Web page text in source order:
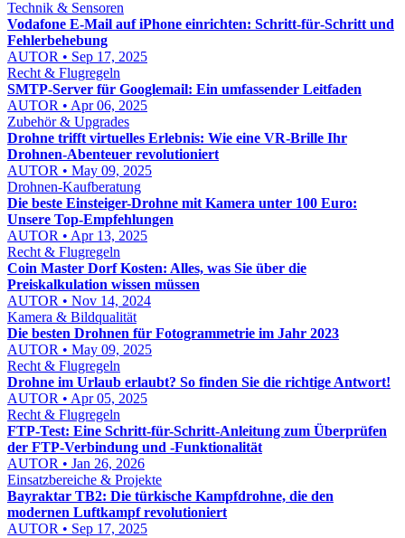
Technik & Sensoren
Vodafone E‑Mail auf iPhone einrichten: Schritt‑für‑Schritt und
Fehlerbehebung
AUTOR • Sep 17, 2025
Recht & Flugregeln
SMTP-Server für Googlemail: Ein umfassender Leitfaden
AUTOR • Apr 06, 2025
Zubehör & Upgrades
Drohne trifft virtuelles Erlebnis: Wie eine VR-Brille Ihr
Drohnen-Abenteuer revolutioniert
AUTOR • May 09, 2025
Drohnen-Kaufberatung
Die beste Einsteiger-Drohne mit Kamera unter 100 Euro:
Unsere Top-Empfehlungen
AUTOR • Apr 13, 2025
Recht & Flugregeln
Coin Master Dorf Kosten: Alles, was Sie über die
Preiskalkulation wissen müssen
AUTOR • Nov 14, 2024
Kamera & Bildqualität
Die besten Drohnen für Fotogrammetrie im Jahr 2023
AUTOR • May 09, 2025
Recht & Flugregeln
Drohne im Urlaub erlaubt? So finden Sie die richtige Antwort!
AUTOR • Apr 05, 2025
Recht & Flugregeln
FTP-Test: Eine Schritt-für-Schritt-Anleitung zum Überprüfen
der FTP-Verbindung und -Funktionalität
AUTOR • Jan 26, 2026
Einsatzbereiche & Projekte
Bayraktar TB2: Die türkische Kampfdrohne, die den
modernen Luftkampf revolutioniert
AUTOR • Sep 17, 2025